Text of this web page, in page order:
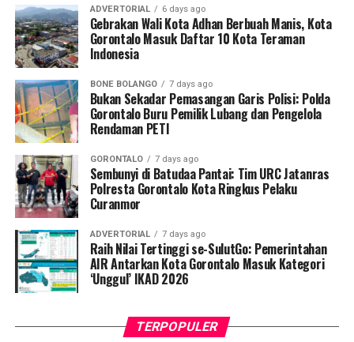
Koordinator Desa KKN-PK UNG Desa Luwoo, Taufik
Mohamad Nur, menyampaikan bahwa selain mengawal
teknis pelayanan medis, mahasiswa bertindak sebagai
edukator kesehatan masyarakat.
Penyuluhan difokuskan pada pemahaman mekanisme
penularan, pengenalan gejala awal, pentingnya
hingga tuntas, serta pengikisan stigma negatif terhadap
penyintas TBC di lingkungan warga.
“Literasi kesehatan warga adalah fondasi utama dalam
memutus rantai penularan TBC. Kami berupaya
menyampaikan edukasi yang persuasif dan mudah
dipahami agar warga tidak ragu melakukan pemeriksaan
apabila mengalami gejala batuk berkepanjangan,”
ADVERTORIAL 6 days ago
Gebrakan Wali Kota Adhan Berbuah Manis, Kota
Gorontalo Masuk Daftar 10 Kota Teraman
Indonesia
BONE BOLANGO 7 days ago
Bukan Sekadar Pemasangan Garis Polisi: Polda
Gorontalo Buru Pemilik Lubang dan Pengelola
Rendaman PETI
GORONTALO 7 days ago
Sembunyi di Batudaa Pantai: Tim URC Jatanras
Polresta Gorontalo Kota Ringkus Pelaku
Curanmor
ADVERTORIAL 7 days ago
Raih Nilai Tertinggi se-SulutGo: Pemerintahan
AIR Antarkan Kota Gorontalo Masuk Kategori
‘Unggul’ IKAD 2026
TERPOPULER